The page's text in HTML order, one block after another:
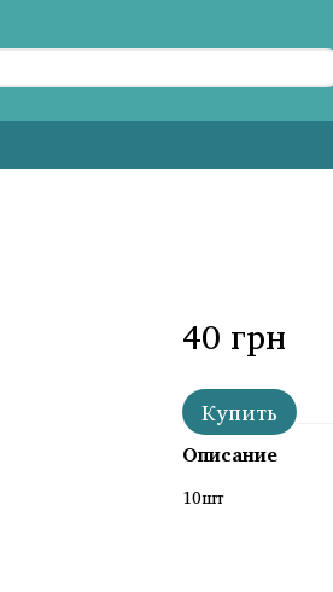
40 грн
Купить
Описание
10шт